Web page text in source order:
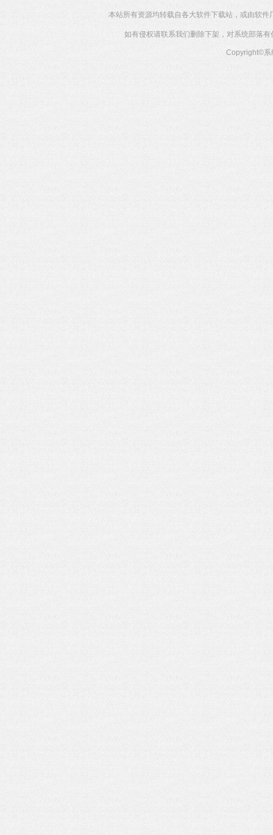
本站所有资源均转载自各大软件下载站，或由软
如有侵权请联系我们删除下架，对系统部落
Copyright©系